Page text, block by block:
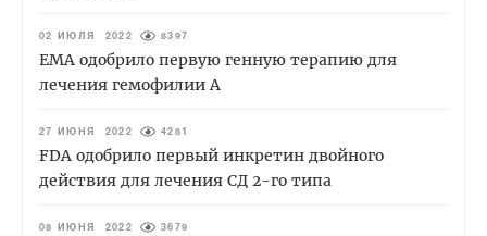
02 ИЮЛЯ 2022 8397
EMA одобрило первую генную терапию для
лечения гемофилии А
27 ИЮНЯ 2022 4281
FDA одобрило первый инкретин двойного
действия для лечения СД 2-го типа
08 ИЮНЯ 2022 3679